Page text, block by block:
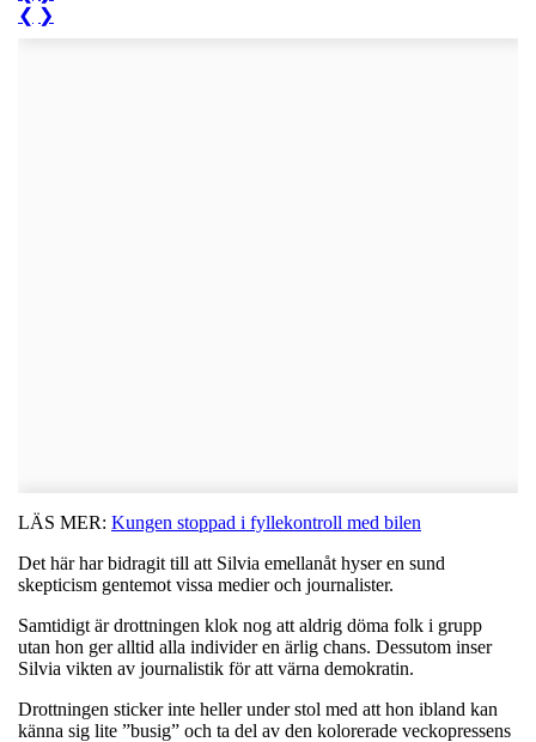
❮ ❯
LÄS MER: Kungen stoppad i fyllekontroll med bilen
Det här har bidragit till att Silvia emellanåt hyser en sund
skepticism gentemot vissa medier och journalister.
Samtidigt är drottningen klok nog att aldrig döma folk i grupp
utan hon ger alltid alla individer en ärlig chans. Dessutom inser
Silvia vikten av journalistik för att värna demokratin.
Drottningen sticker inte heller under stol med att hon ibland kan
känna sig lite ”busig” och ta del av den kolorerade veckopressens